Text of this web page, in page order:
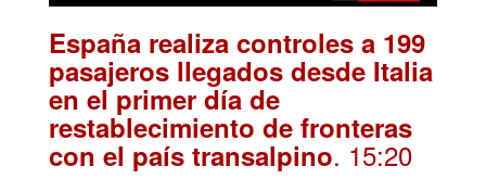
España realiza controles a 199
pasajeros llegados desde Italia
en el primer día de
restablecimiento de fronteras
con el país transalpino. 15:20